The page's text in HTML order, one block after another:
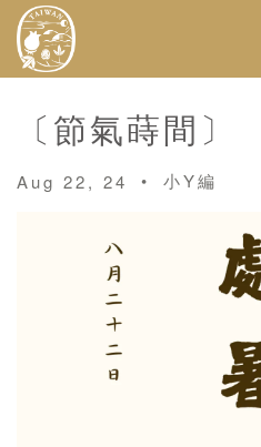
〔節氣蒔間〕
Aug 22, 24 • 小Y編